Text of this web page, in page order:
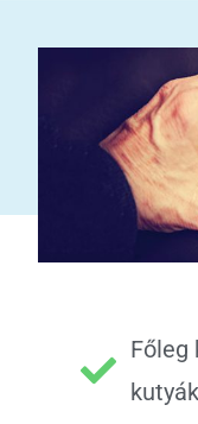
Főleg